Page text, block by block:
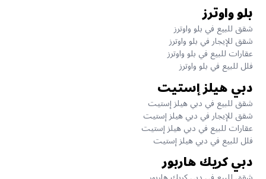
بلو واوترز
شقق للبيع في بلو واوترز
شقق للإيجار في بلو واوترز
عقارات للبيع في بلو واوترز
فلل للبيع في بلو واوترز
دبي هيلز إستيت
شقق للبيع في دبي هيلز إستيت
شقق للإيجار في دبي هيلز إستيت
عقارات للبيع في دبي هيلز إستيت
فلل للبيع في دبي هيلز إستيت
دبي كريك هاربور